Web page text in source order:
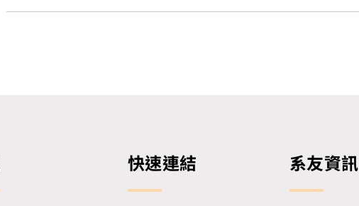
快速連結 系友資訊